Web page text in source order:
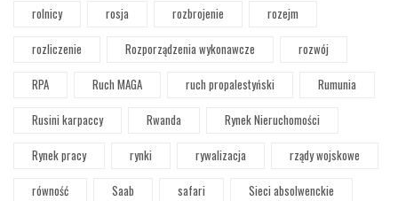
rolnicy
rosja rozbrojenie
rozejm
rozliczenie
Rozporządzenia wykonawcze
rozwój
RPA
Ruch MAGA ruch propalestyński
Rumunia
Rusini karpaccy
Rwanda
Rynek Nieruchomości
Rynek pracy
rynki rywalizacja
rządy wojskowe
równość
Saab safari
Sieci absolwenckie